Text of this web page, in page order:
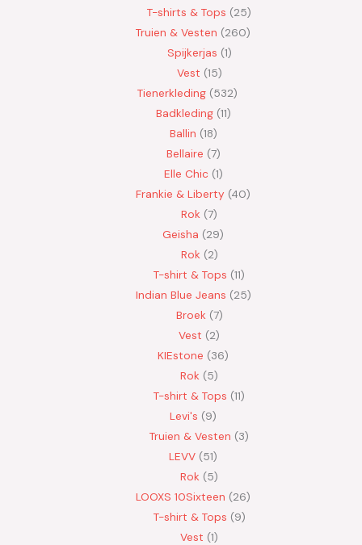
T-shirts & Tops
25
Truien & Vesten
260
Spijkerjas 1
Vest 15
Tienerkleding 532
Badkleding 11
Ballin 18
Bellaire 7
Elle Chic 1
Frankie & Liberty 40
Rok 7
Geisha
29
Rok 2
T-shirt & Tops 11
Indian Blue Jeans 25
Broek 7
Vest
2
KIEstone
36
Rok 5
T-shirt & Tops 11
Levi's
9
Truien & Vesten
3
LEVV 51
Rok 5
LOOXS 10Sixteen
26
T-shirt & Tops 9
Vest 1